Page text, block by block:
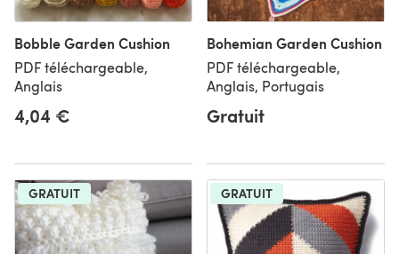
Bobble Garden Cushion
PDF téléchargeable,
Anglais
4,04 €
Bohemian Garden Cushion
PDF téléchargeable,
Anglais, Portugais
Gratuit
GRATUIT GRATUIT